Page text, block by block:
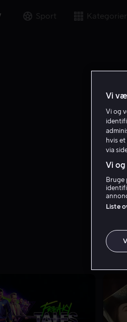
Sport Kategorier
Vi
Vi og
hvis
via
Vi og
Bruge
Liste